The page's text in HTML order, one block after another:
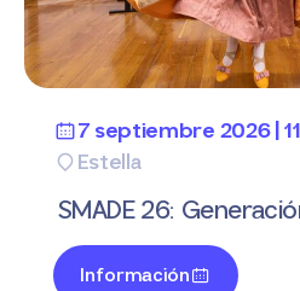
7 septiembre 2026 |
Estella
SMADE 26:
Información